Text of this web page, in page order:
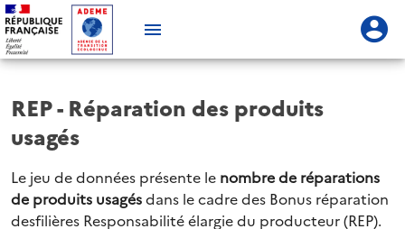
REP - Réparation des produits
usagés
Le jeu de données présente le nombre de réparations
de produits usagésdans le cadre des Bonus réparation
desfilières Responsabilité élargie du producteur (REP).